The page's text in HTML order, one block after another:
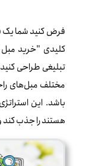
فرض کنید شما یک
تبلیغی طراحی
مختلف مبل‌های
باشد. این
هستند را جذب کند